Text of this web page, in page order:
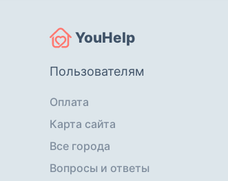
YouHelp
Пользователям
Оплата
Карта сайта
Все города
Вопросы и ответы